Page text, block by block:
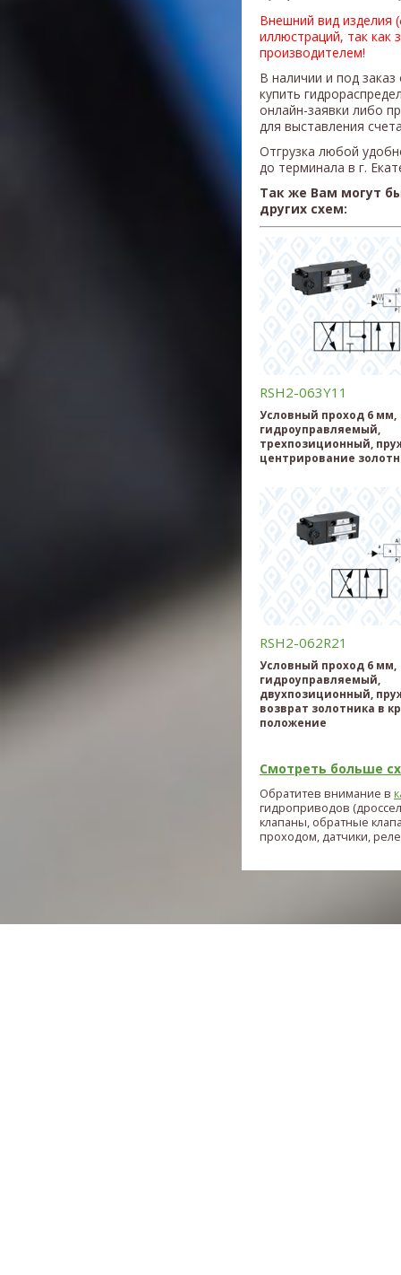
Внешний вид изделия
иллюстраций, так как
производителем!
В наличии и под
купить
онлайн-заявки либо
для выставления
Отгрузка любой
до терминала в г.
Так же Вам могут
других схем:
RSH2-063Y11
Условный проход 6 мм,
гидроуправляемый,
трехпозиционный,
центрирование
RSH2-062R21
Условный проход 6 мм,
гидроуправляемый,
двухпозиционный,
возврат золотника в
положение
Смотреть больше
Обратитев внимание в
гидроприводов
клапаны, обратные
проходом, датчики, реле